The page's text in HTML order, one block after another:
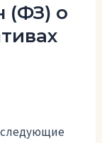
(ФЗ) о
следующие